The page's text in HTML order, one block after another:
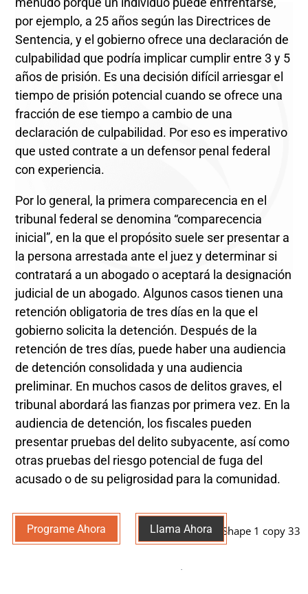
por ejemplo, a 25 años según las Directrices de
Sentencia, y el gobierno ofrece una declaración de
culpabilidad que podría implicar cumplir entre 3 y 5
años de prisión. Es una decisión difícil arriesgar el
tiempo de prisión potencial cuando se ofrece una
fracción de ese tiempo a cambio de una
declaración de culpabilidad. Por eso es imperativo
que usted contrate a un defensor penal federal
con experiencia.
Por lo general, la primera comparecencia en el
tribunal federal se denomina “comparecencia
inicial”, en la que el propósito suele ser presentar a
la persona arrestada ante el juez y determinar si
contratará a un abogado o aceptará la designación
judicial de un abogado. Algunos casos tienen una
retención obligatoria de tres días en la que el
gobierno solicita la detención. Después de la
retención de tres días, puede haber una audiencia
de detención consolidada y una audiencia
preliminar. En muchos casos de delitos graves, el
tribunal abordará las fianzas por primera vez. En la
audiencia de detención, los fiscales pueden
presentar pruebas del delito subyacente, así como
otras pruebas del riesgo potencial de fuga del
acusado o de su peligrosidad para la comunidad.
Programe Ahora Llama Ahora